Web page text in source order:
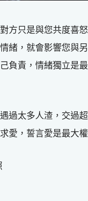
方只是與您共度喜
緒，就會影響您與
負責，情緒獨立是
過太多人渣，交過
愛，誓言愛是最大權